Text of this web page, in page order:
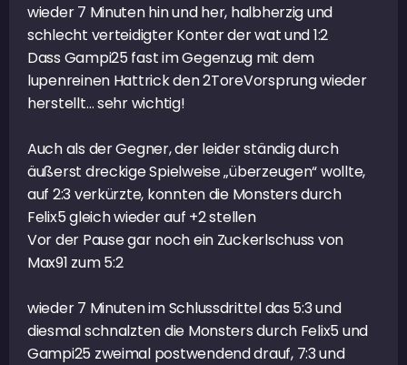
wieder 7 Minuten hin und her, halbherzig und
schlecht verteidigter Konter der wat und 1:2
Dass Gampi25 fast im Gegenzug mit dem
lupenreinen Hattrick den 2ToreVorsprung wieder
herstellt… sehr wichtig!
Auch als der Gegner, der leider ständig durch
äußerst dreckige Spielweise „überzeugen“ wollte,
auf 2:3 verkürzte, konnten die Monsters durch
Felix5 gleich wieder auf +2 stellen
Vor der Pause gar noch ein Zuckerlschuss von
Max91 zum 5:2
wieder 7 Minuten im Schlussdrittel das 5:3 und
diesmal schnalzten die Monsters durch Felix5 und
Gampi25 zweimal postwendend drauf, 7:3 und